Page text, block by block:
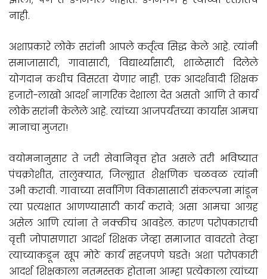
नाही.
अशाप्रकारे लोके सरांनी आपले कर्तृत्व सिद्ध केले आहे. त्यांनी
समाजासाठी, गावासाठी, विद्यार्थ्यांसाठी, शाळेसाठी दिलेले
योगदान कधीच विसरता येणार नाही. एक आदर्शवादी शिक्षक
हजारो-लाखो आदर्श नागरिक देशाला देत असतो आणि ते कार्य
लोके सरांनी केलेले आहे. त्यांच्या आजपर्यंतच्या कार्यास आमचा
मानाचा मुजरा!
वयोमनानुसार ते जरी सेवानिवृत्त होत असले तरी भविष्यात
पंचक्रोशीत, तालुक्यात, जिल्ह्यात शैक्षणिक चळवळ त्यांनी
उभी करावी. गावाच्या सर्वांगिण विकासासाठी संकल्पना मांडून
त्या प्रत्यक्षात आणण्यासाठी कार्य करावे; असा आमचा आग्रह
असेल आणि त्यांना ते नक्कीच आवडेल. कारण परोपकाराची
वृत्ती जोपासणारा आदर्श शिक्षक जेव्हा समाजात वावरतो तेव्हा
त्याच्याकडून खूप मोठे कार्य सहजपणे घडते! अशा परोपकारी
आदर्श शिक्षकाला नतमस्तक होताना आम्हा प्रत्येकाला त्यांच्या